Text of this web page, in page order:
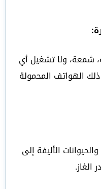
شمعة، ولا تشغيل أي
الهواتف المحمولة
الأليفة إلى